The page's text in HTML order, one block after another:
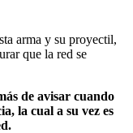
arma y su proyectil,
que la red se
de avisar cuando
la cual a su vez es